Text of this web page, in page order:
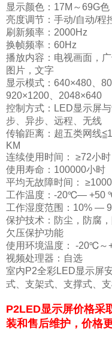
显示颜色：17M～69G色
亮度调节：手动/自动/程
刷新频率：2000Hz
换帧频率：60Hz
播放内容：电视画面，
图片，文字
显示模式：640×480、
920×1200、2048×640
控制方式：LED显示屏
步、异步、远程、无线
传输距离：超五类网线
KM
连续使用时间： ≥72小时
使用寿命：100000小时
平均无故障时间：
工作温度：-20℃— +50
工作湿度范围：10% —
保护技术：防尘，防腐
欠压保护功能
使用环境温度： -20℃
视频处理器：自选
室内P2全彩LED显示屏
式、支架式、支撑式、
P2LED显示屏价格采
装和售后维护，价格